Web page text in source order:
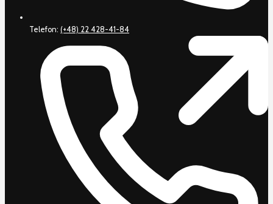
Telefon: (+48) 22 428-41-84